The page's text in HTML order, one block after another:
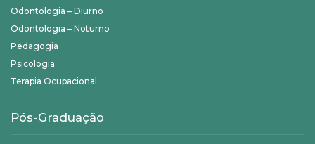
Odontologia – Diurno
Odontologia – Noturno
Pedagogia
Psicologia
Terapia Ocupacional
Pós-Graduação